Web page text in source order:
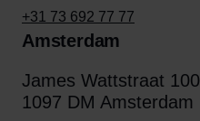
+31 73 692 77 77
Amsterdam
James Wattstraat 100
1097 DM Amsterdam